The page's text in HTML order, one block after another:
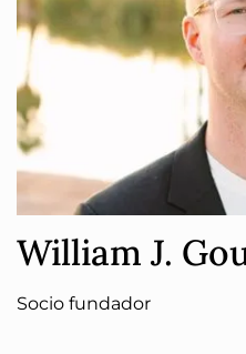
William J.
Socio fundador